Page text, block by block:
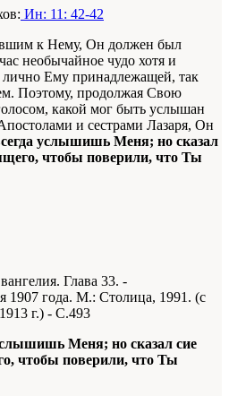
Ин: 11: 42-42
к Нему, Он должен был
необычайное чудо хотя и
Ему принадлежащей, так
Поэтому, продолжая Свою
какой мог быть услышан
и сестрами Лазаря, Он
услышишь Меня; но сказал
чтобы поверили, что Ты
Глава 33. -
1907 года. М.: Столица, 1991. (с
г.) - С.493
Меня; но сказал сие
чтобы поверили, что Ты